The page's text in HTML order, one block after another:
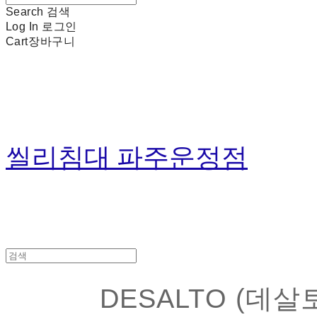
Search 검색
Log In 로그인
Cart장바구니
씰리침대 파주운정점
DESALTO (데살